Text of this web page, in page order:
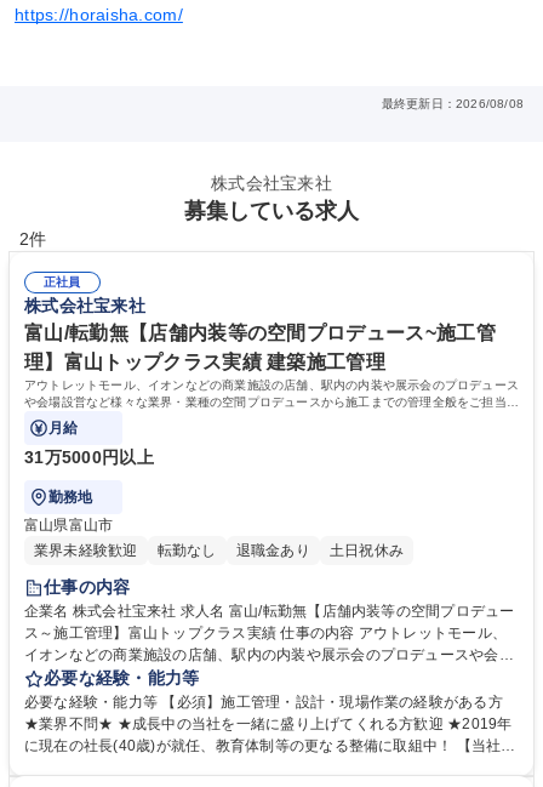
https://horaisha.com/
最終更新日：2026/08/08
株式会社宝来社
募集している求人
2件
正社員
株式会社宝来社
富山/転勤無【店舗内装等の空間プロデュース~施工管
理】富山トップクラス実績 建築施工管理
アウトレットモール、イオンなどの商業施設の店舗、駅内の内装や展示会のプロデュース
や会場設営など様々な業界・業種の空間プロデュースから施工までの管理全般をご担当い
ただきます。裁量を持って働けます。
月給
31万5000円以上
勤務地
富山県富山市
業界未経験歓迎
転勤なし 退職金あり 土日祝休み
仕事の内容
企業名 株式会社宝来社 求人名 富山/転勤無【店舗内装等の空間プロデュー
ス～施工管理】富山トップクラス実績 仕事の内容 アウトレットモール、
イオンなどの商業施設の店舗、駅内の内装や展示会のプロデュースや会場
設営など様々な業界・業種の空間プロデュースから施工までの管理全般を
ご担当いただきます。裁量を持って働けます。 【詳細】営業担当が受注し
た案件に対して、お客様の要望をしっかりヒアリングし、設計士と連携し
ながら図面を作成します。その後は、スケジュール管理から業者や資材の
必要な経験・能力等
必要な経験・能力等 【必須】施工管理・設計・現場作業の経験がある方
★業界不問★ ★成長中の当社を一緒に盛り上げてくれる方歓迎 ★2019年
に現在の社長(40歳)が就任、教育体制等の更なる整備に取組中！ 【当社の